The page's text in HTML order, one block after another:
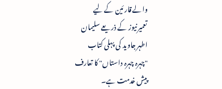
والے قارئین کے لیے
تعمیرنیوز کے ذریعے سلیمان
اطہر جاوید کی پہلی کتاب
"چہرہ چہرہ داستاں" کا تعارف
پیش خدمت ہے۔